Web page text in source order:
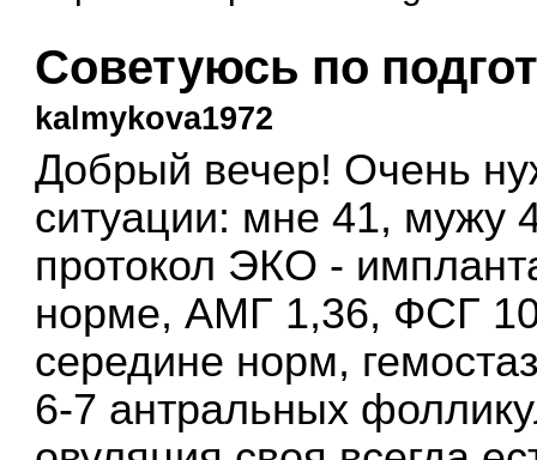
Советуюсь по
kalmykova1972
Добрый вечер! Очень
ситуации: мне 41, мужу
протокол ЭКО -
норме, АМГ 1,36, ФСГ
середине норм,
6-7 антральных